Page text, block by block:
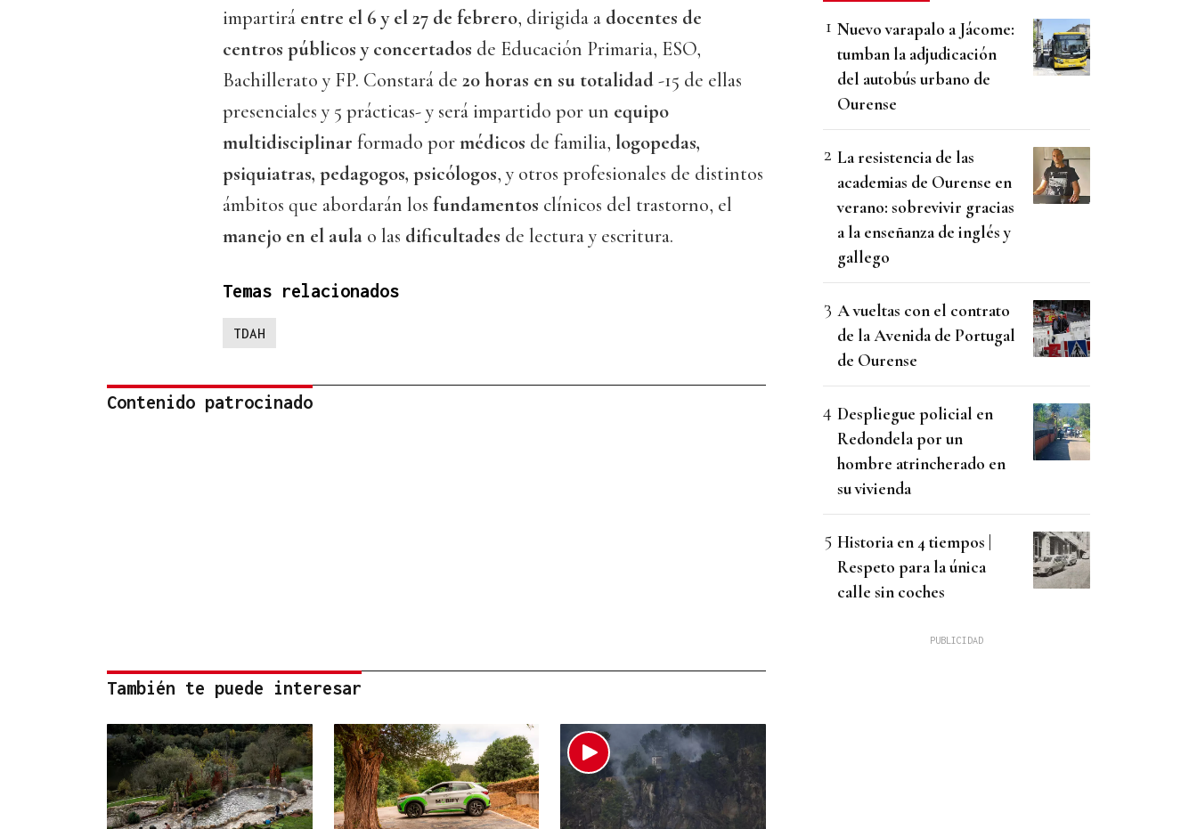
impartirá entre el 6 y el 27 de febrero, dirigida a docentes de
centros públicos y concertados de Educación Primaria, ESO,
Bachillerato y FP. Constará de 20 horas en su totalidad-15 de ellas
presenciales y 5 prácticas- y será impartido por un equipo
multidisciplinar formado pormédicos de familia, logopedas,
psiquiatras, pedagogos, psicólogos, y otros profesionales de distintos
ámbitos que abordarán los fundamentos clínicos del trastorno, el
manejo en el aula o las dificultades de lectura y escritura.
Temas relacionados
TDAH
Contenido patrocinado
También te puede interesar
Nuevo varapalo a Jácome:
tumban la adjudicación
del autobús urbano de
Ourense
La resistencia de las
academias de Ourense en
verano: sobrevivir gracias
a la enseñanza de inglés y
gallego
A vueltas con el contrato
de la Avenida de Portugal
de Ourense
Despliegue policial en
Redondela por un
hombre atrincherado en
su vivienda
Historia en 4 tiempos |
Respeto para la única
calle sin coches